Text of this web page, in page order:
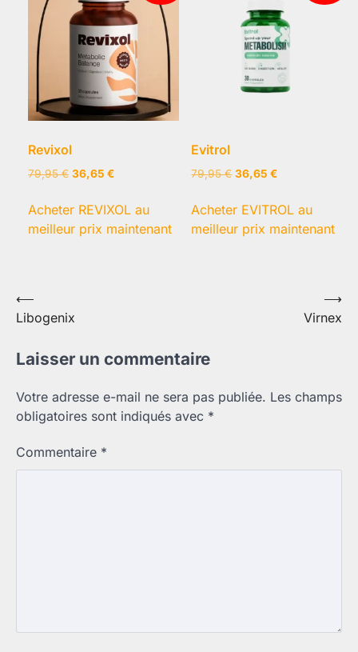
Revixol
79,95€ Le
initial
était :
79,95 €.
36,65 €Le
actuel
est :
36,65 €.
Acheter REVIXOL au
meilleur prix maintenant
Evitrol
79,95€ Le
initial
était :
79,95 €.
36,65€Le
actuel
est :
36,65 €.
Acheter EVITROL au
meilleur prix maintenant
Navigation
de
l’article
⟵
Libogenix
Virnex
⟶
Laisser un commentaire
Votre adresse e-mail ne sera pas publiée. Les champs
obligatoires sont indiqués avec *
Commentaire *